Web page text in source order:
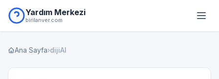
Yardım Merkezi
birilanver.com
Ana Sayfa›dijiAI